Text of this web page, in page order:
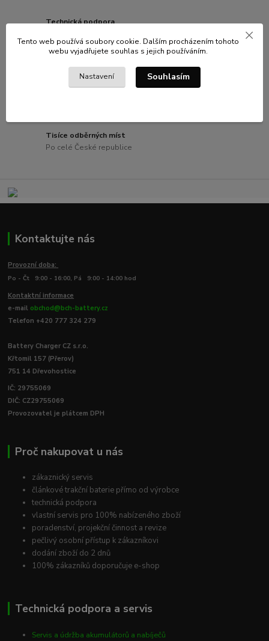
Technická podpora
Možnost vrácení zboží do 14 dnů
Tisíce odběrných míst
Po celé České republice
Kontaktujte nás
Provozní doba:
Po - Čt 9:00 - 16:00, Pá 9:00 - 14:00 hod
Kontaktní informace
e-mail obchod@bch-battery.cz
Telefon +420 777 324 279
Battery Charger CZ s.r.o.
Křtomil 157 (Přerov)
751 14 Dřevohostice
IČ: 29755069
DIČ: CZ29755069
Provozovatel je plátcem DPH
Proč nakupovat u nás
zákaznický servis
článkové trakční baterie přímo od výrobce
technická podpora
vlastní servis pro 100% nabízeného zboží
poradenství, projekční činnost a revize
pečlivý osobní přístup k zákazníkovi
dodání zboží do 2 dnů
100% zákazníků doporučuje e-shop
Technická podpora a servis
Servis a údržba akumulátorů a nabíječů
Tento web používá soubory cookie. Dalším procházením tohoto
webu vyjadřujete souhlas s jejich používáním.
Nastavení Souhlasím